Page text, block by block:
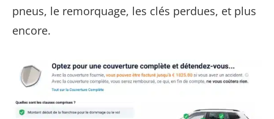
pneus, le remorquage, les clés perdues, et plus
encore.